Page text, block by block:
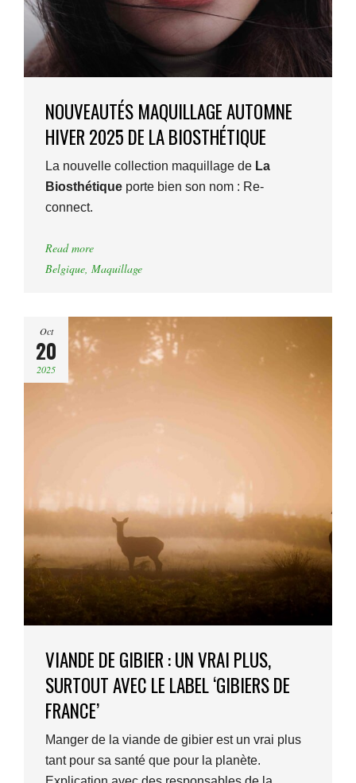
NOUVEAUTÉS MAQUILLAGE AUTOMNE
HIVER 2025 DE LA BIOSTHÉTIQUE
La nouvelle collection maquillage de La
Biosthétique porte bien son nom : Re-
connect.
Read more
Belgique, Maquillage
Oct
20
2025
VIANDE DE GIBIER : UN VRAI PLUS,
SURTOUT AVEC LE LABEL ‘GIBIERS DE
FRANCE’
Manger de la viande de gibier est un vrai plus
tant pour sa santé que pour la planète.